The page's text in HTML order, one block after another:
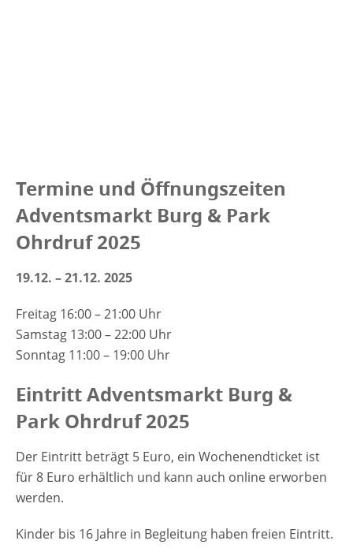
Termine und Öffnungszeiten
Adventsmarkt Burg & Park
Ohrdruf 2025
19.12. – 21.12. 2025
Freitag 16:00 – 21:00 Uhr
Samstag 13:00 – 22:00 Uhr
Sonntag 11:00 – 19:00 Uhr
Eintritt Adventsmarkt Burg &
Park Ohrdruf 2025
Der Eintritt beträgt 5 Euro, ein Wochenendticket ist
für 8 Euro erhältlich und kann auch online erworben
werden.
Kinder bis 16 Jahre in Begleitung haben freien Eintritt.